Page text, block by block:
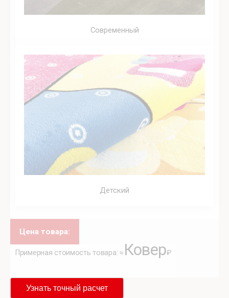
Современный
Детский
Цена товара:
Примерная стоимость товара: ≈ Ковер₽
Узнать точный расчет